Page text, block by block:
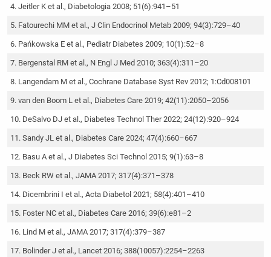
Jeitler K et al., Diabetologia 2008; 51(6):941–51
Fatourechi MM et al., J Clin Endocrinol Metab 2009; 94(3):729–40
Pańkowska E et al., Pediatr Diabetes 2009; 10(1):52–8
Bergenstal RM et al., N Engl J Med 2010; 363(4):311–20
Langendam M et al., Cochrane Database Syst Rev 2012; 1:Cd008101
van den Boom L et al., Diabetes Care 2019; 42(11):2050–2056
DeSalvo DJ et al., Diabetes Technol Ther 2022; 24(12):920–924
Sandy JL et al., Diabetes Care 2024; 47(4):660–667
Basu A et al., J Diabetes Sci Technol 2015; 9(1):63–8
Beck RW et al., JAMA 2017; 317(4):371–378
Dicembrini I et al., Acta Diabetol 2021; 58(4):401–410
Foster NC et al., Diabetes Care 2016; 39(6):e81–2
Lind M et al., JAMA 2017; 317(4):379–387
Bolinder J et al., Lancet 2016; 388(10057):2254–2263